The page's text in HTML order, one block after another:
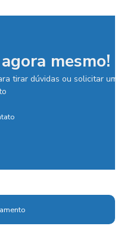
mesmo!
tirar dúvidas ou solicitar um